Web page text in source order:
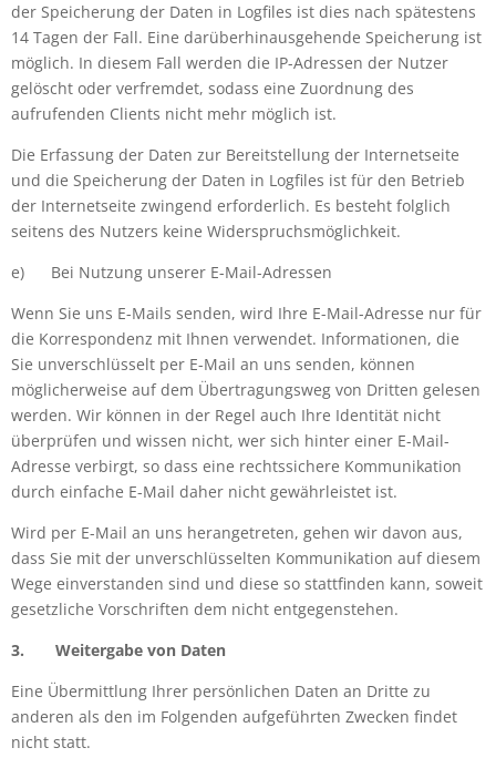
der Speicherung der Daten in Logfiles ist dies nach spätestens
14 Tagen der Fall. Eine darüberhinausgehende Speicherung ist
möglich. In diesem Fall werden die IP-Adressen der Nutzer
gelöscht oder verfremdet, sodass eine Zuordnung des
aufrufenden Clients nicht mehr möglich ist.
Die Erfassung der Daten zur Bereitstellung der Internetseite
und die Speicherung der Daten in Logfiles ist für den Betrieb
der Internetseite zwingend erforderlich. Es besteht folglich
seitens des Nutzers keine Widerspruchsmöglichkeit.
e) Bei Nutzung unserer E-Mail-Adressen
Wenn Sie uns E-Mails senden, wird Ihre E-Mail-Adresse nur für
die Korrespondenz mit Ihnen verwendet. Informationen, die
Sie unverschlüsselt per E-Mail an uns senden, können
möglicherweise auf dem Übertragungsweg von Dritten gelesen
werden. Wir können in der Regel auch Ihre Identität nicht
überprüfen und wissen nicht, wer sich hinter einer E-Mail-
Adresse verbirgt, so dass eine rechtssichere Kommunikation
durch einfache E-Mail daher nicht gewährleistet ist.
Wird per E-Mail an uns herangetreten, gehen wir davon aus,
dass Sie mit der unverschlüsselten Kommunikation auf diesem
Wege einverstanden sind und diese so stattfinden kann, soweit
gesetzliche Vorschriften dem nicht entgegenstehen.
3. Weitergabe von Daten
Eine Übermittlung Ihrer persönlichen Daten an Dritte zu
anderen als den im Folgenden aufgeführten Zwecken findet
nicht statt.